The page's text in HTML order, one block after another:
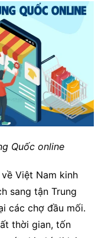
Quốc online
Việt Nam kinh
sang tận Trung
các chợ đầu mối.
thời gian, tốn